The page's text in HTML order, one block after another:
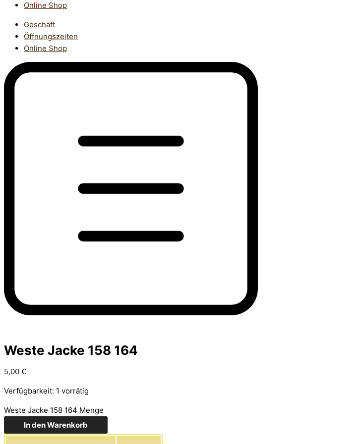
Online Shop
Geschäft
Öffnungszeiten
Online Shop
Weste Jacke 158 164
5,00 €
Verfügbarkeit: 1 vorrätig
Weste Jacke 158 164 Menge
In den Warenkorb